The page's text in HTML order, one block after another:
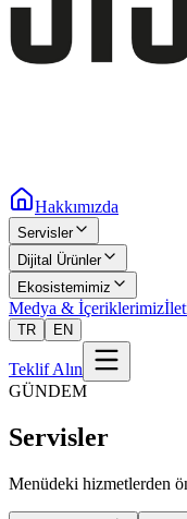
Hakkımızda
Servisler
Dijital Ürünler
Ekosistemimiz
Medya & İçeriklerimiz
TR EN
Teklif Alın
GÜNDEM
Servisler
Menüdeki hizmetlerden